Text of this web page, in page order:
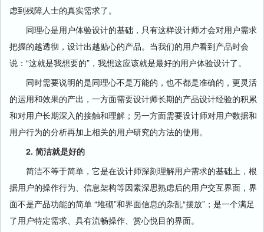
虑到残障人士的真实需求了。
同理心是用户体验设计的基础，只有这样设计师才会对用户需求
把握的越透彻，设计出越贴心的产品。当我们的用户看到产品时会
说：“这就是我想要的”，我想这应该就是最好的用户体验设计了。
同时需要说明的是同理心不是万能的，也不都是准确的，更灵活
的运用和效果的产出，一方面需要设计师长期的产品设计经验的积累
和对用户长期深入的接触和理解；另一方面需要设计师对用户数据和
用户行为的分析再加上相关的用户研究的方法的使用。
2. 简洁就是好的
简洁不等于简单，它是在设计师深刻理解用户需求的基础上，根
据用户的操作行为、信息架构等因素深思熟虑后的用户交互界面，界
面不是产品功能的简单 “堆砌”和界面信息的杂乱“摆放”；是一个满足
了用户特定需求、具有流畅操作、赏心悦目的界面。